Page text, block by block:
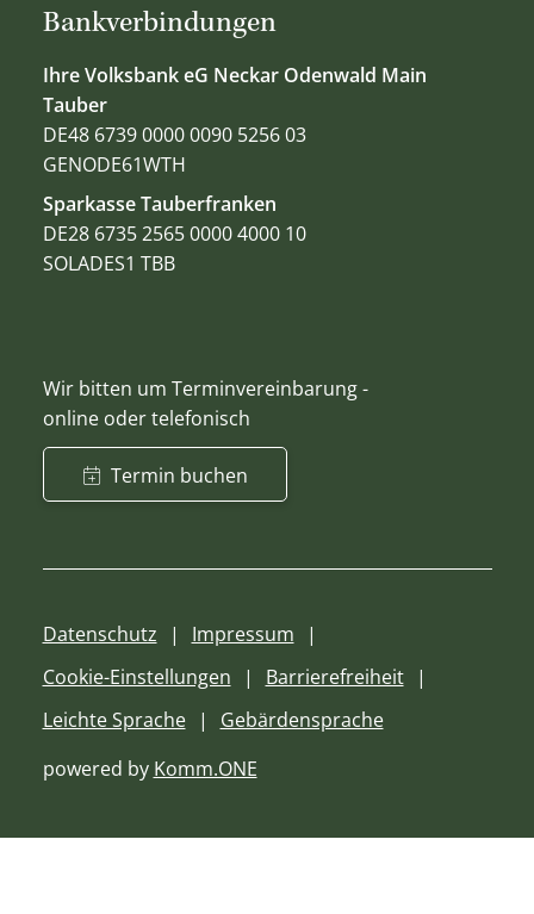
Bankverbindungen
Ihre Volksbank eG Neckar Odenwald Main
Tauber
DE48 6739 0000 0090 5256 03
GENODE61WTH
Sparkasse Tauberfranken
DE28 6735 2565 0000 4000 10
SOLADES1 TBB
Wir bitten um Terminvereinbarung -
online oder telefonisch
Termin buchen
Datenschutz
Impressum
Cookie-Einstellungen
Barrierefreiheit
Leichte Sprache
Gebärdensprache
powered by Komm.ONE